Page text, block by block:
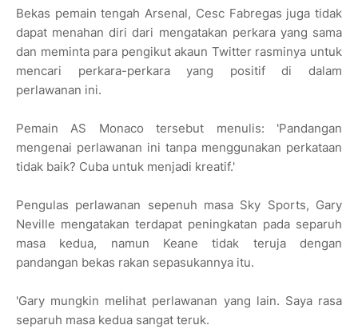
Bekas pemain tengah Arsenal, Cesc Fabregas juga tidak
dapat menahan diri dari mengatakan perkara yang sama
dan meminta para pengikut akaun Twitter rasminya untuk
mencari perkara-perkara yang positif di dalam
perlawanan ini.
Pemain AS Monaco tersebut menulis: 'Pandangan
mengenai perlawanan ini tanpa menggunakan perkataan
tidak baik? Cuba untuk menjadi kreatif.'
Pengulas perlawanan sepenuh masa Sky Sports, Gary
Neville mengatakan terdapat peningkatan pada separuh
masa kedua, namun Keane tidak teruja dengan
pandangan bekas rakan sepasukannya itu.
'Gary mungkin melihat perlawanan yang lain. Saya rasa
separuh masa kedua sangat teruk.